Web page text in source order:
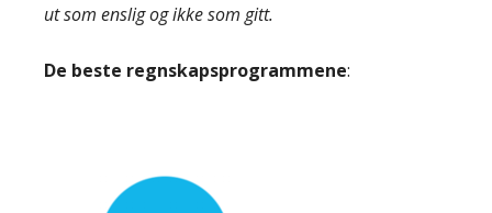
ut som enslig og ikke som gitt.
De beste regnskapsprogrammene: